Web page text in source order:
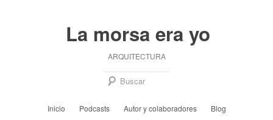
La morsa era yo
ARQUITECTURA
Inicio Podcasts Autor y colaboradores
Blog